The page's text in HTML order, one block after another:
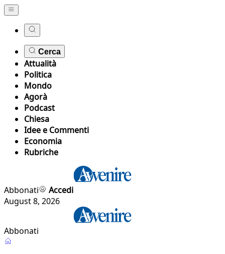
Cerca
Attualità
Politica
Mondo
Agorà
Podcast
Chiesa
Idee e Commenti
Economia
Rubriche
Abbonati
Accedi
August 8, 2026
Abbonati